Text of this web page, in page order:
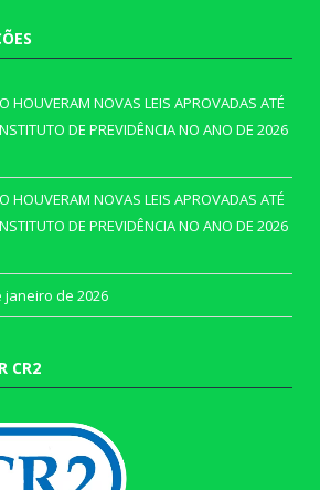
HOUVERAM NOVAS LEIS APROVADAS ATÉ
DE PREVIDÊNCIA NO ANO DE 2026
HOUVERAM NOVAS LEIS APROVADAS ATÉ
DE PREVIDÊNCIA NO ANO DE 2026
janeiro de 2026
CR2